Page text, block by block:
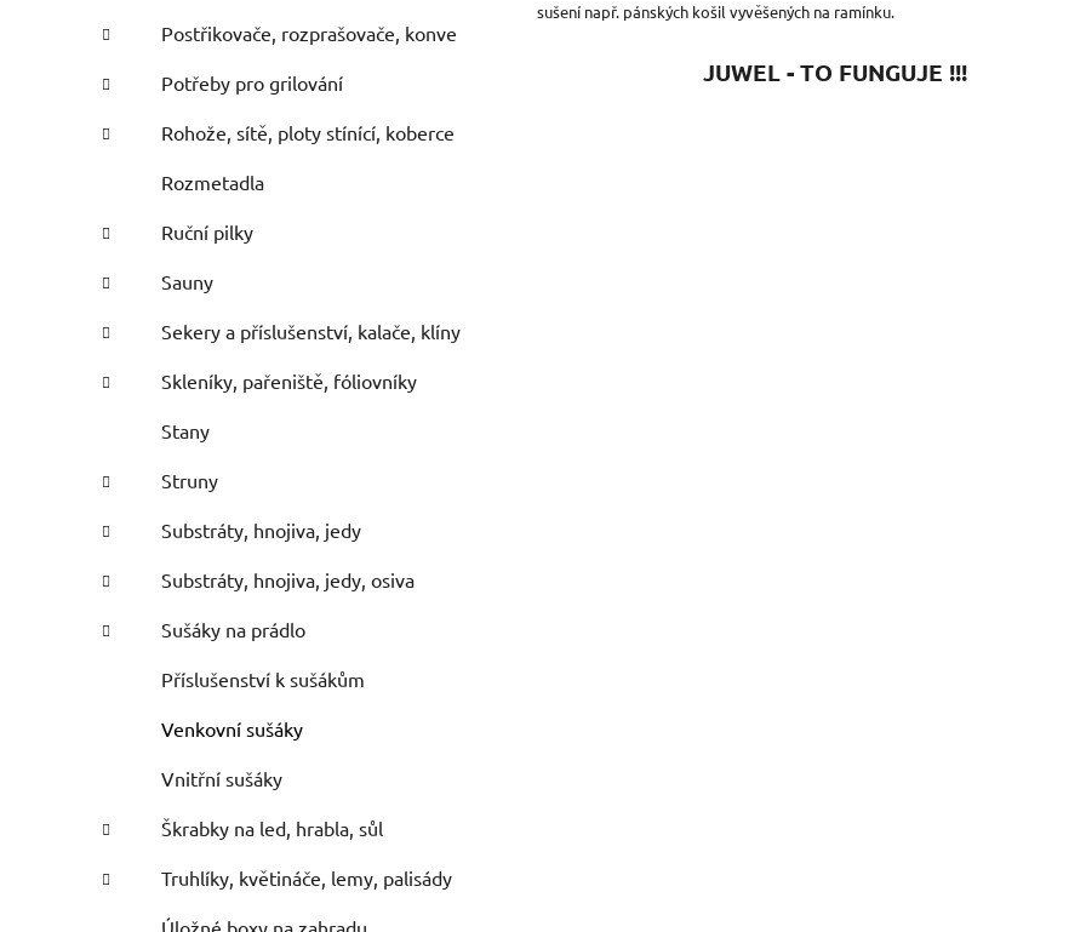
Postřikovače, rozprašovače, konve
Potřeby pro grilování
Rohože, sítě, ploty stínící, koberce
Rozmetadla
Ruční pilky
Sauny
Sekery a příslušenství, kalače, klíny
Skleníky, pařeniště, fóliovníky
Stany
Struny
Substráty, hnojiva, jedy
Substráty, hnojiva, jedy, osiva
Sušáky na prádlo
Příslušenství k sušákům
Venkovní sušáky
Vnitřní sušáky
Škrabky na led, hrabla, sůl
Truhlíky, květináče, lemy, palisády
sušení např. pánských košil vyvěšených na ramínku.
JUWEL - TO FUNGUJE !!!